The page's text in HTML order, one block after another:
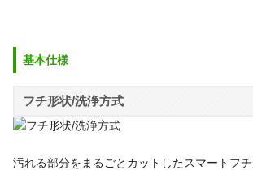
基本仕様
フチ形状/洗浄方式
汚れる部分をまるごとカットしたスマートフ